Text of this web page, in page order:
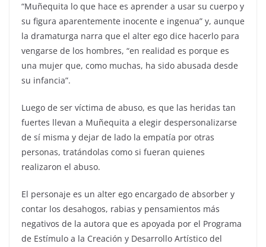
“Muñequita lo que hace es aprender a usar su cuerpo y
su figura aparentemente inocente e ingenua” y, aunque
la dramaturga narra que el alter ego dice hacerlo para
vengarse de los hombres, “en realidad es porque es
una mujer que, como muchas, ha sido abusada desde
su infancia”.
Luego de ser víctima de abuso, es que las heridas tan
fuertes llevan a Muñequita a elegir despersonalizarse
de sí misma y dejar de lado la empatía por otras
personas, tratándolas como si fueran quienes
realizaron el abuso.
El personaje es un alter ego encargado de absorber y
contar los desahogos, rabias y pensamientos más
negativos de la autora que es apoyada por el Programa
de Estímulo a la Creación y Desarrollo Artístico del